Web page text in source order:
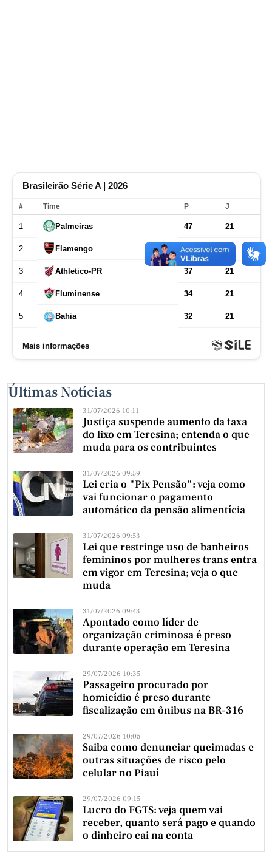
Últimas Notícias
31/07/2026 10:11
Justiça suspende aumento da taxa
do lixo em Teresina; entenda o que
muda para os contribuintes
31/07/2026 09:59
Lei cria o "Pix Pensão": veja como
vai funcionar o pagamento
automático da pensão alimentícia
31/07/2026 09:53
Lei que restringe uso de banheiros
femininos por mulheres trans entra
em vigor em Teresina; veja o que
muda
31/07/2026 09:43
Apontado como líder de
organização criminosa é preso
durante operação em Teresina
29/07/2026 10:35
Passageiro procurado por
homicídio é preso durante
fiscalização em ônibus na BR-316
29/07/2026 10:05
Saiba como denunciar queimadas e
outras situações de risco pelo
celular no Piauí
29/07/2026 09:15
Lucro do FGTS: veja quem vai
receber, quanto será pago e quando
o dinheiro cai na conta